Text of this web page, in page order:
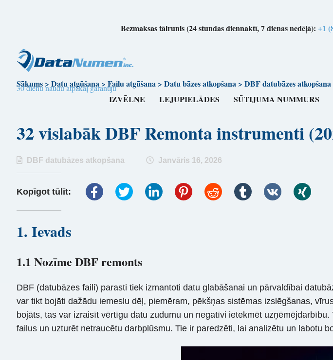
Bezmaksas tālrunis (24 stundas diennaktī, 7 dienas nedēļā):+1
30 dienu naudu atpakaļ garantiju
IZVĒLNE LEJUPIELĀDES SŪTIJUMA NUMMURS
Sākums> Datu atgūšana> Failu atgūšana> Datu bāzes atkopšana> DBF datubāzes atkopšana
32 vislabāk DBF Remonta instrumenti
DBF datubāzes atkopšana Janvāris 16, 2026
Kopīgot tūlīt:
1. Ievads
1.1 Nozīme DBF remonts
DBF (datubāzes faili) parasti tiek izmantoti datu glabāšanai un pārvaldībai
var tikt bojāti dažādu iemeslu dēļ, piemēram, pēkšņas sistēmas izslēgšanas,
bojāts, tas var izraisīt vērtīgu datu zudumu un negatīvi ietekmēt uzņēmējdarbību.
failus un uzturēt netraucētu darbplūsmu. Tie ir paredzēti, lai analizētu un labotu